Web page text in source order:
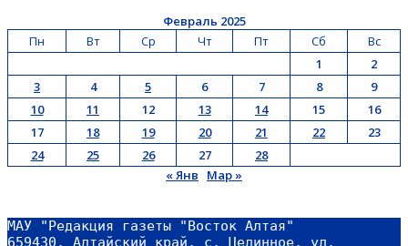
Февраль 2025
Пн
Вт Ср Чт Пт Сб
Вс
1
2
3
4 5 6 7 8
9
10
11 12 13 14 15
16
17
18 19 20 21 22
23
24
25 26 27
28
« Янв
Мар »
МАУ "Редакция газеты "Восток Алтая"
659430, Алтайский край, с. Целинное, ул.